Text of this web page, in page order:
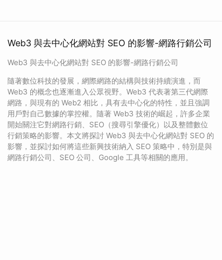
Web3 與去中心化網站對 SEO 的影響-網路行銷公司
Web3 與去中心化網站對 SEO 的影響-網路行銷公司
隨著數位科技的發展，網際網路的結構與技術持續演進，而
Web3 的概念也逐漸進入公眾視野。Web3 代表著第三代網際
網路，與現有的 Web2 相比，具有去中心化的特性，並且強調
用戶對自己數據的掌控權。隨著 Web3 技術的崛起，許多企業
開始關注它對網路行銷、SEO（搜尋引擎優化）以及整體數位
行銷策略的影響。本文將探討 Web3 與去中心化網站對 SEO 的
影響，並探討如何將這些新興技術納入 SEO 策略中，特別是與
網路行銷公司、SEO 公司、Google 工具等相關的應用。